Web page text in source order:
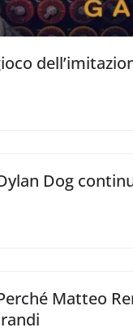
Dog
Matteo